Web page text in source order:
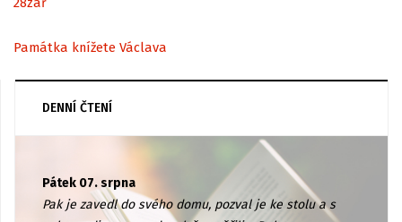
Památka knížete Václava
DENNÍ ČTENÍ
Pátek 07. srpna
Pak je zavedl do svého domu, pozval je ke stolu a s